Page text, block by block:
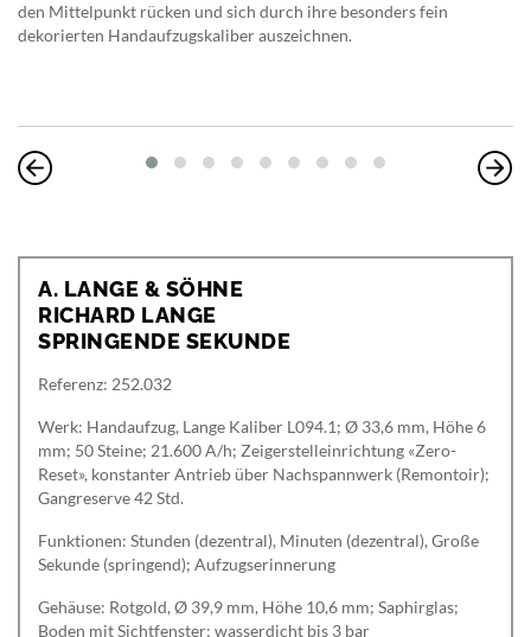
den Mittelpunkt rücken und sich durch ihre besonders fein
dekorierten Handaufzugskaliber auszeichnen.
A. LANGE & SÖHNE
RICHARD LANGE
SPRINGENDE SEKUNDE
Referenz: 252.032
Werk: Handaufzug, Lange Kaliber L094.1; Ø 33,6 mm, Höhe 6
mm; 50 Steine; 21.600 A/h; Zeigerstelleinrichtung «Zero-
Reset», konstanter Antrieb über Nachspannwerk (Remontoir);
Gangreserve 42 Std.
Funktionen: Stunden (dezentral), Minuten (dezentral), Große
Sekunde (springend); Aufzugserinnerung
Gehäuse: Rotgold, Ø 39,9 mm, Höhe 10,6 mm; Saphirglas;
Boden mit Sichtfenster; wasserdicht bis 3 bar